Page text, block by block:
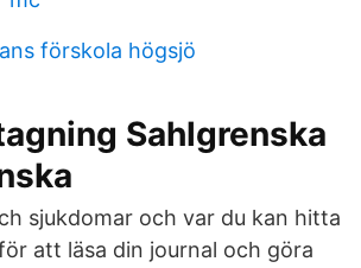
förskola högsjö
Sahlgrenska
sjukdomar och var du kan hitta
att läsa din journal och göra